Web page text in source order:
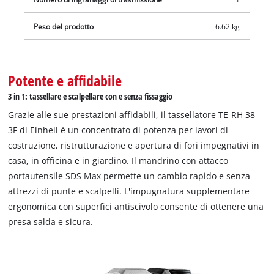
profondità di perforazione è garantita dalla robusta asta di
profondità di perforazione in metallo regolabile in continuo. Il
tassellatore può essere riposto in un batter d'occhio nella
Peso del prodotto 6.62 kg
Potente e affidabile
3 in 1: tassellare e scalpellare con e senza fissaggio
Grazie alle sue prestazioni affidabili, il tassellatore TE-RH 38
3F di Einhell è un concentrato di potenza per lavori di
costruzione, ristrutturazione e apertura di fori impegnativi in
casa, in officina e in giardino. Il mandrino con attacco
portautensile SDS Max permette un cambio rapido e senza
attrezzi di punte e scalpelli. L'impugnatura supplementare
ergonomica con superfici antiscivolo consente di ottenere una
presa salda e sicura.